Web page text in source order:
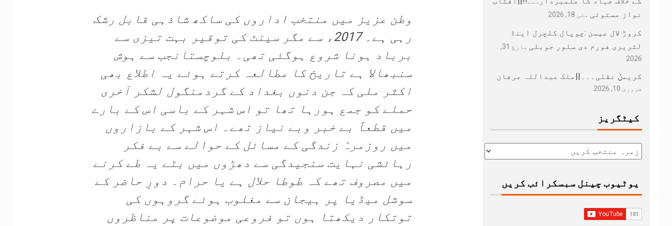
وطن عزیز میں منتخب اداروں کی ساکھ شاذہی قابل رشک
رہی ہے۔ 2017ء سے مگر سینٹ کی توقیر بہت تیزی سے
برباد ہونا شروع ہوگئی تھی۔ بلوچستانجب سے ہوش
سنبھالا ہے تاریخ کا مطالعہ کرتے ہوئے یہ اطلاع بھی
اکثر ملی کہ جن دنوں بغداد کے گردمنگول لشکر آخری
حملے کو جمع ہورہا تھا تو اس شہر کے باسی اس کے بارے
میں قطعاََ بے خبر وبے نیاز تھے۔ اس شہر کے بازاروں
میں روزمرہّ زندگی کے مسائل کے حوالے سے بے فکر
رہائشی نہایت سنجیدگی سے دھڑوں میں بٹے یہ طے کرنے
میں مصروف تھے کہ طوطا حلال ہے یا حرام۔ دورِ حاضر کے
سوشل میڈیا پر ہیجان سے مغلوب ہوئے گروہوں کی
توتکار دیکھتا ہوں تو فروعی موضوعات پر مناظروں
نواز مستوئی مئی 18, 2026
کروڑ لال عیسن :چوپال کلچرل اینڈ
لٹریری فورم دی سلور جوبلی
مارچ 31,
2026
کریمݨ نقلی۔۔۔||ملک عبداللہ عرفان
فروری 10, 2026
کیٹگریز
یوٹیوب چینل سبسکرائب کریں